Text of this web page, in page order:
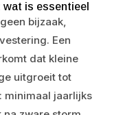
is essentieel
bijzaak,
Een
dat kleine
uitgroeit tot
minimaal jaarlijks